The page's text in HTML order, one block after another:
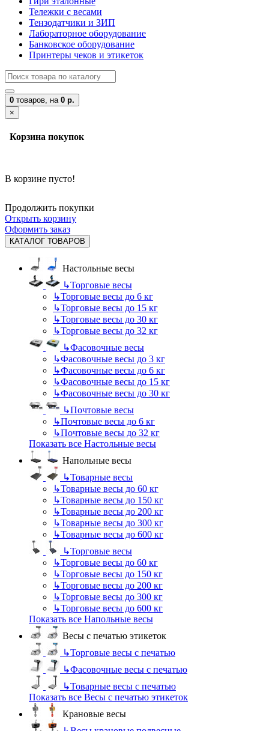
Тележки с весами
Тензодатчики и ЗИП
Лабораторное оборудование
Банковское оборудование
Принтеры чеков и этикеток
0 товаров, на 0 р.
×
Корзина покупок
В корзине пусто!
Продолжить покупки
Открыть корзину
Оформить заказ
КАТАЛОГ ТОВАРОВ
Настольные весы
↳Торговые весы
↳Торговые весы до 6 кг
↳Торговые весы до 15 кг
↳Торговые весы до 30 кг
↳Торговые весы до 32 кг
↳Фасовочные весы
↳Фасовочные весы до 3 кг
↳Фасовочные весы до 6 кг
↳Фасовочные весы до 15 кг
↳Фасовочные весы до 30 кг
↳Почтовые весы
↳Почтовые весы до 6 кг
↳Почтовые весы до 32 кг
Показать все Настольные весы
Напольные весы
↳Товарные весы
↳Товарные весы до 60 кг
↳Товарные весы до 150 кг
↳Товарные весы до 200 кг
↳Товарные весы до 300 кг
↳Товарные весы до 600 кг
↳Торговые весы
↳Торговые весы до 60 кг
↳Торговые весы до 150 кг
↳Торговые весы до 200 кг
↳Торговые весы до 300 кг
↳Торговые весы до 600 кг
Показать все Напольные весы
Весы с печатью этикеток
↳Торговые весы с печатью
↳Фасовочные весы с печатью
↳Товарные весы с печатью
Показать все Весы с печатью этикеток
Крановые весы